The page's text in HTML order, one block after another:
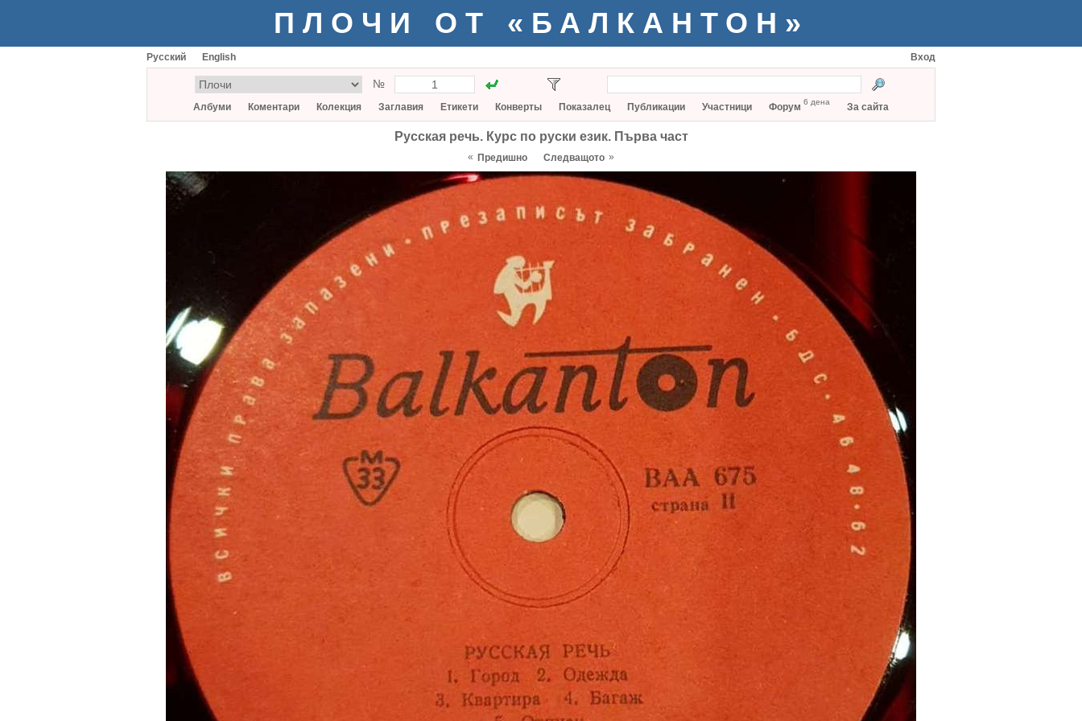
ПЛОЧИ ОТ «БАЛКАНТОН»
Русский English Вход
№
Албуми Коментари Колекция Заглавия Етикети Конверты Показалец Публикации Участници Форум 6 дена За сайта
Русская речь. Курс по руски език. Първа част
« Предишно Следващото »